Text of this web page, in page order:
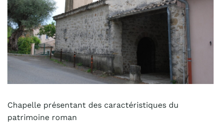
Chapelle présentant des caractéristiques du
patrimoine roman